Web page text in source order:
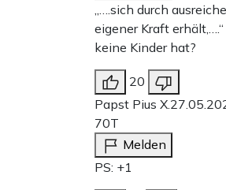
„….sich durch
eigener Kraft
keine Kinder hat?
20
Papst Pius X.
70T
Melden
PS: +1